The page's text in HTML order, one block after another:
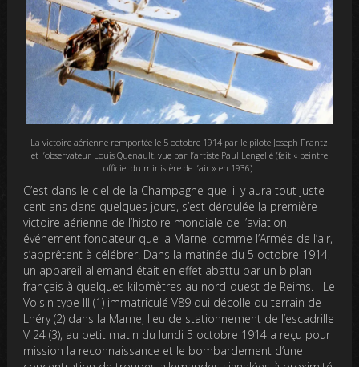
La victoire aérienne remportée le 5 octobre 1914 par le pilote Joseph Frantz
et l’observateur Louis Quenault, vue par l’artiste Paul Lengellé (fait « peintre
officiel du ministère de l’air » en 1936).
C’est dans le ciel de la Champagne que, il y aura tout juste
cent ans dans quelques jours, s’est déroulée la première
victoire aérienne de l’histoire mondiale de l’aviation,
événement fondateur que la Marne, comme l’Armée de l’air,
s’apprêtent à célébrer. Dans la matinée du 5 octobre 1914,
un appareil allemand était en effet abattu par un biplan
français à quelques kilomètres au nord-ouest de Reims. Le
Voisin type III (1) immatriculé V89 qui décolle du terrain de
Lhéry (2) dans la Marne, lieu de stationnement de l’escadrille
V 24 (3), au petit matin du lundi 5 octobre 1914 a reçu pour
mission la reconnaissance et le bombardement d’une